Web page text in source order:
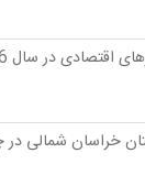
اقتصادی در سال 96
خراسان شمالی